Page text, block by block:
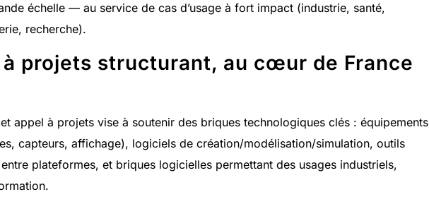
échelle — au service de cas d’usage à fort impact (industrie, santé,
recherche).
à projets structurant, au cœur de France
appel à projets vise à soutenir des briques technologiques clés : équipements
capteurs, affichage), logiciels de création/modélisation/simulation, outils
plateformes, et briques logicielles permettant des usages industriels,